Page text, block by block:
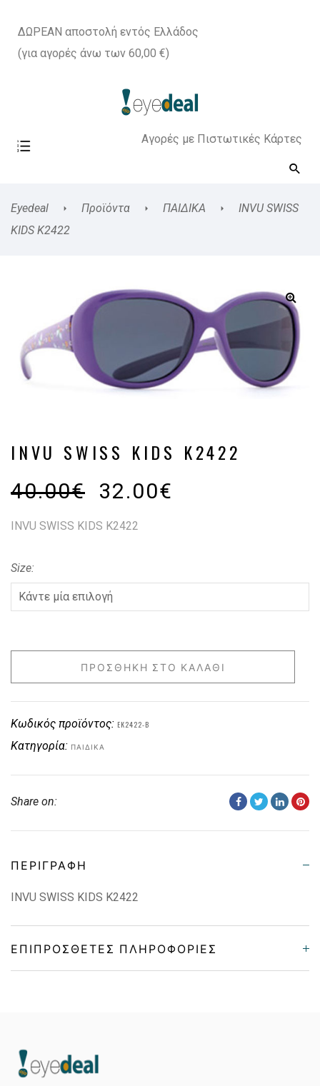
ΔΩΡΕΑΝ αποστολή εντός Ελλάδος
(για αγορές άνω των 60,00 €)
Αγορές με Πιστωτικές Κάρτες
Eyedeal Προϊόντα ΠΑΙΔΙΚΑ
INVU SWISS
KIDS K2422
INVU SWISS KIDS K2422
40.00€ 32.00€
INVU SWISS KIDS K2422
Size
ΠΡΟΣΘΉΚΗ ΣΤΟ ΚΑΛΆΘΙ
Κωδικός προϊόντος: EK2422-B
Κατηγορία: ΠΑΙΔΙΚΑ
Share on:
ΠΕΡΙΓΡΑΦΉ
INVU SWISS KIDS K2422
ΕΠΙΠΡΌΣΘΕΤΕΣ ΠΛΗΡΟΦΟΡΊΕΣ
Color